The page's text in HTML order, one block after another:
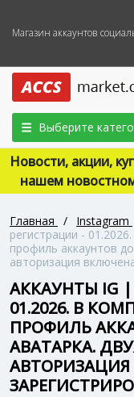
Магазин аккаунтов
Выберите
Новости, акции,
нашем
Главная / Instagram
регистрации -
профиль аккаунтов
авторизация
АККАУНТЫ IG
01.2026. В
ПРОФИЛЬ
АВАТАРКА.